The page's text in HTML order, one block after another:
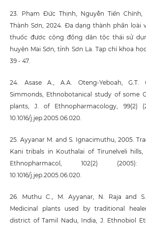
23. Phạm Đức Thịnh, Nguyễn Tiến Chính,
Thành Sơn, 2024. Đa dạng thành phần loài
thuốc được cộng đồng dân tộc thái sử
huyện Mai Sơn, tỉnh Sơn La. Tạp chí khoa
39 - 47.
24. Asase A., A.A. Oteng-Yeboah, G.T.
Simmonds, Ethnobotanical study of some
plants, J. of Ethnopharmacology, 99(2)
10.1016/j.jep.2005.06.020.
25. Ayyanar M. and S. Ignacimuthu, 2005.
Kani tribals in Kouthalai of Tirunelveli hills,
Ethnopharmacol, 102(2)
10.1016/j.jep.2005.06.020.
26. Muthu C., M. Ayyanar, N. Raja and
Medicinal plants used by traditional
district of Tamil Nadu, India, J. Ethnobiol